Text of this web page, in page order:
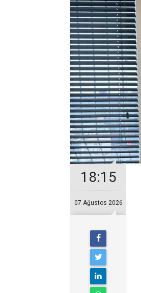
18:15
07 Ağustos 2026